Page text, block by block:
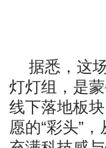
据悉，这
灯灯组，是
线下落地板
愿的“彩头”